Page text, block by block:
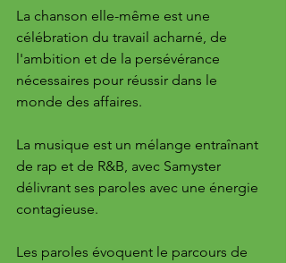
La chanson elle-même est une
célébration du travail acharné, de
l'ambition et de la persévérance
nécessaires pour réussir dans le
monde des affaires.
La musique est un mélange entraînant
de rap et de R&B, avec Samyster
délivrant ses paroles avec une énergie
contagieuse.
Les paroles évoquent le parcours de